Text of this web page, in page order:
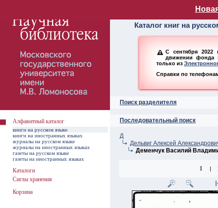
Алфавитный
Каталог книг на
С сентября 2022
движении фонда
только из
Справки по
Поиск разделителя
Последовательный поиск
Д
Дельвиг Алексей
Деменчук Василий
1 |
Алфавитный каталог
книги на русском языке
книги на иностранных языках
журналы на русском языке
журналы на иностранных языках
газеты на русском языке
газеты на иностранных языках
Каталоги
Сиглы хранения
Корзина